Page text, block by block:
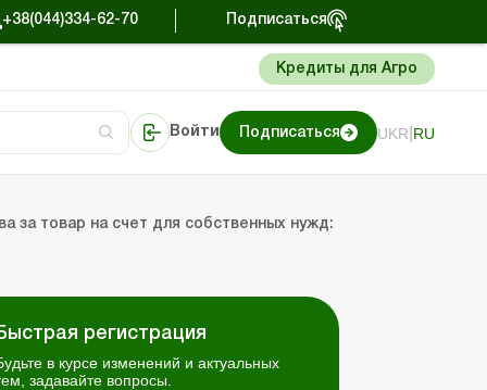
+38(044)334-62-70 Подписаться
Кредиты для Агро
Войти Подписаться UKR RU
за товар на счет для собственных нужд:
регистрация
в курсе изменений и актуальных
задавайте вопросы.